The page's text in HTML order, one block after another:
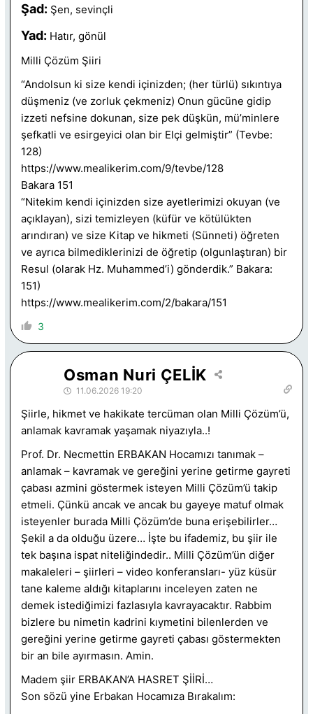
Şad: Şen, sevinçli
Yad: Hatır, gönül
Milli Çözüm Şiiri
“Andolsun ki size kendi içinizden; (her türlü) sıkıntıya
düşmeniz (ve zorluk çekmeniz) Onun gücüne gidip
izzeti nefsine dokunan, size pek düşkün, mü’minlere
şefkatli ve esirgeyici olan bir Elçi gelmiştir” (Tevbe:
128)
https://www.mealikerim.com/9/tevbe/128
Bakara 151
“Nitekim kendi içinizden size ayetlerimizi okuyan (ve
açıklayan), sizi temizleyen (küfür ve kötülükten
arındıran) ve size Kitap ve hikmeti (Sünneti) öğreten
ve ayrıca bilmediklerinizi de öğretip (olgunlaştıran) bir
Resul (olarak Hz. Muhammed’i) gönderdik.” Bakara:
151)
https://www.mealikerim.com/2/bakara/151
3
Osman Nuri ÇELİK
11.06.2026 19:20
Şiirle, hikmet ve hakikate tercüman olan Milli Çözüm’ü,
anlamak kavramak yaşamak niyazıyla..!
Prof. Dr. Necmettin ERBAKAN Hocamızı tanımak –
anlamak – kavramak ve gereğini yerine getirme gayreti
çabası azmini göstermek isteyen Milli Çözüm’ü takip
etmeli. Çünkü ancak ve ancak bu gayeye matuf olmak
isteyenler burada Milli Çözüm’de buna erişebilirler…
Şekil a da olduğu üzere… İşte bu ifademiz, bu şiir ile
tek başına ispat niteliğindedir.. Milli Çözüm’ün diğer
makaleleri – şiirleri – video konferansları- yüz küsür
tane kaleme aldığı kitaplarını inceleyen zaten ne
demek istediğimizi fazlasıyla kavrayacaktır. Rabbim
bizlere bu nimetin kadrini kıymetini bilenlerden ve
gereğini yerine getirme gayreti çabası göstermekten
bir an bile ayırmasın. Amin.
Madem şiir ERBAKAN’A HASRET ŞİİRİ…
Son sözü yine Erbakan Hocamıza Bırakalım: